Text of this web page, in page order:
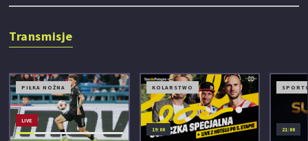
Transmisje
PIŁKA NOŻNA
LIVE
KOLARSTWO
19:00 21:00